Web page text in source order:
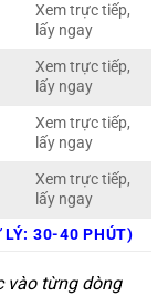
Xem trực tiếp,
lấy ngay
Xem trực tiếp,
lấy ngay
Xem trực tiếp,
lấy ngay
Xem trực tiếp,
lấy ngay
LÝ: 30-40 PHÚT)
vào từng dòng